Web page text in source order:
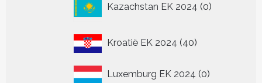
Kazachstan EK 2024 0
producten
Kroatië EK 2024 4040
Luxemburg EK 2024 00